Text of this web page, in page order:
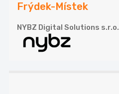
Frýdek-Místek
NYBZ Digital Solutions s.r.o.